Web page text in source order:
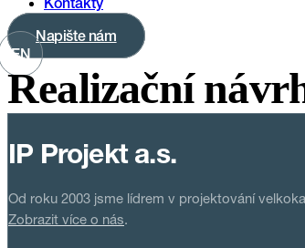
Napište nám
EN
Realizační
IP Projekt a.s.
Od roku 2003 jsme lídrem v projektování
Zobrazit více o nás.